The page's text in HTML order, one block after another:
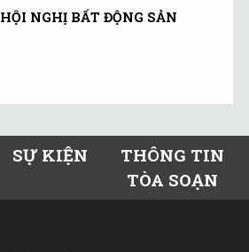
HỘI NGHỊ BẤT ĐỘNG SẢN
SỰ KIỆN
THÔNG TIN
TÒA SOẠN